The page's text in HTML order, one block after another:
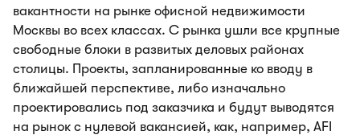
вакантности на рынке офисной недвижимости
Москвы во всех классах. С рынка ушли все крупные
свободные блоки в развитых деловых районах
столицы. Проекты, запланированные ко вводу в
ближайшей перспективе, либо изначально
проектировались под заказчика и будут выводятся
на рынок с нулевой вакансией, как, например, AFI